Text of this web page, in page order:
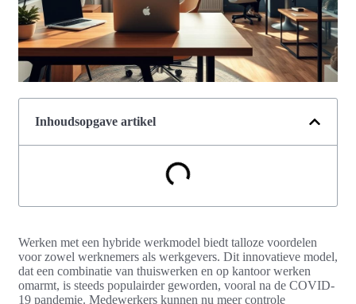
Inhoudsopgave artikel
Werken met een hybride werkmodel biedt talloze voordelen
voor zowel werknemers als werkgevers. Dit innovatieve model,
dat een combinatie van thuiswerken en op kantoor werken
omarmt, is steeds populairder geworden, vooral na de COVID-
19 pandemie. Medewerkers kunnen nu meer controle